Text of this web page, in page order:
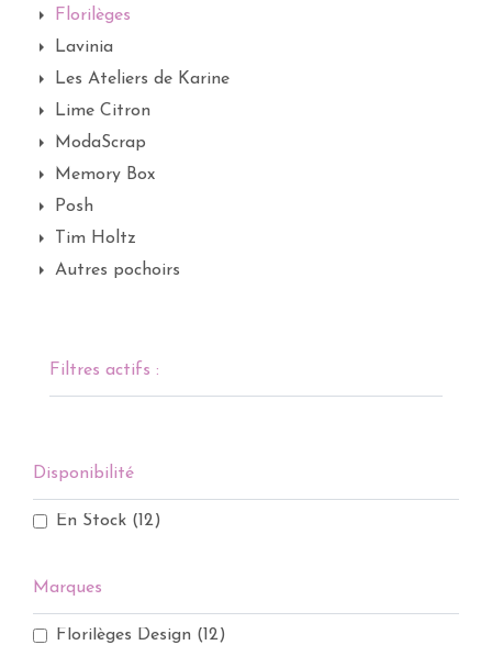
Florilèges
Lavinia
Les Ateliers de Karine
Lime Citron
ModaScrap
Memory Box
Posh
Tim Holtz
Autres pochoirs
Filtres actifs :
Disponibilité
En Stock (12)
Marques
Florilèges Design (12)